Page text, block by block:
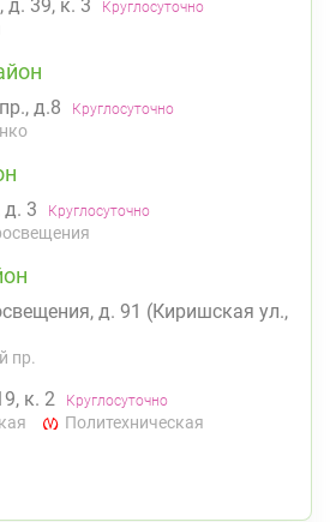
д. 39, к. 3 Круглосуточно
д.8 Круглосуточно
д. 3 Круглосуточно
д. 91 (Киришская ул.,
пр.
к. 2 Круглосуточно
Политехническая